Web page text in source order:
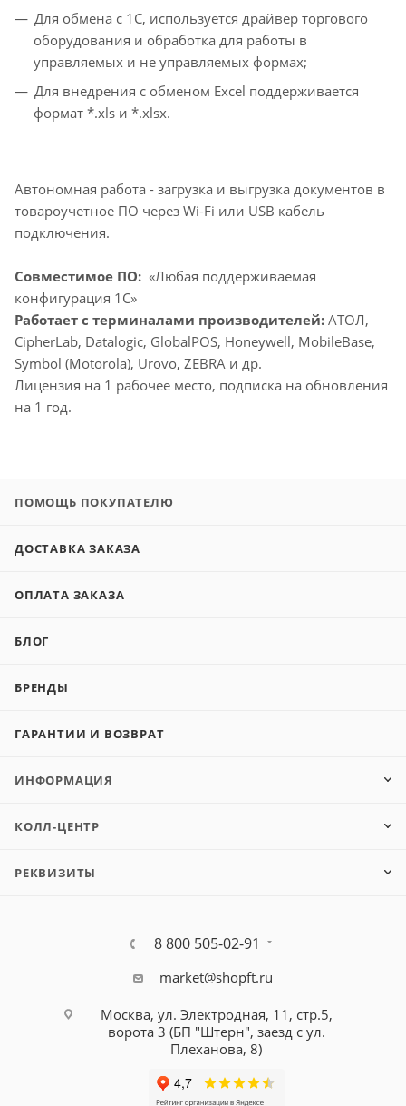
Для обмена с 1С, используется драйвер торгового
оборудования и обработка для работы в
управляемых и не управляемых формах;
Для внедрения с обменом Excel поддерживается
формат *.xls и *.xlsx.
Автономная работа - загрузка и выгрузка документов в
товароучетное ПО через Wi-Fi или USB кабель
подключения.
Совместимое ПО: «Любая поддерживаемая
конфигурация 1С»
Работает с терминалами производителей: АТОЛ,
CipherLab, Datalogic, GlobalPOS, Honeywell, MobileBase,
Symbol (Motorola), Urovo, ZEBRA и др.
Лицензия на 1 рабочее место, подписка на обновления
на 1 год.
ПОМОЩЬ ПОКУПАТЕЛЮ
ДОСТАВКА ЗАКАЗА
ОПЛАТА ЗАКАЗА
БЛОГ
БРЕНДЫ
ГАРАНТИИ И ВОЗВРАТ
ИНФОРМАЦИЯ
КОЛЛ-ЦЕНТР
РЕКВИЗИТЫ
8 800 505-02-91
market@shopft.ru
Москва, ул. Электродная, 11, стр.5,
ворота 3 (БП "Штерн", заезд с ул.
Плеханова, 8)